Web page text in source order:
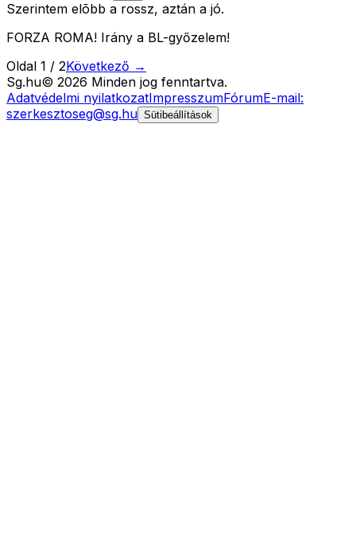
Szerintem elõbb a rossz, aztán a jó.
FORZA ROMA! Irány a BL-győzelem!
Oldal 1 / 2Következő →
Sg.hu© 2026 Minden jog fenntartva.
Adatvédelmi nyilatkozatImpresszumFórumE-mail:
szerkesztoseg@sg.hu Sütibeállítások